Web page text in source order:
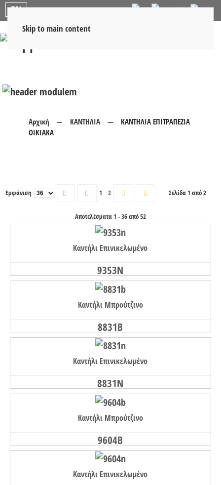
Skip to main content
EN
Αρχική ΚΑΝΤΗΛΙΑ
ΚΑΝΤΗΛΙΑ ΕΠΙΤΡΑΠΕΖΙΑ
ΟΙΚΙΑΚΑ
Εμφάνιση 1 2 Σελίδα 1 από 2
Αποτελέσματα 1 - 36 από 52
Καντήλι Επινικελωμένο
9353N
Καντήλι Μπρούτζινο
8831B
Καντήλι Επινικελωμένο
8831N
Καντήλι Μπρούτζινο
9604B
Καντήλι Επινικελωμένο